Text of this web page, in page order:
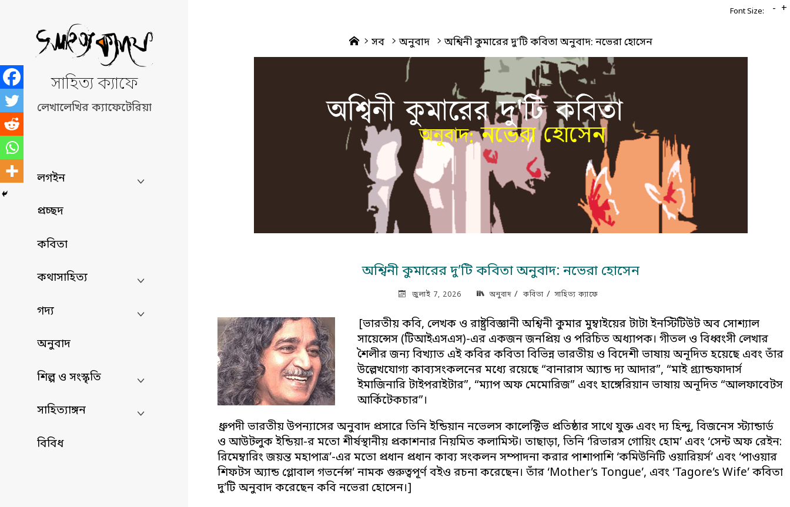
content
সাহিত্য ক্যাফে
লেখালেখির ক্যাফেটেরিয়া
লগইন
প্রচ্ছদ
কবিতা
কথাসাহিত্য
গদ্য
অনুবাদ
শিল্প ও সংস্কৃতি
সাহিত্যাঙ্গন
বিবিধ
Home
সব অনুবাদ অশ্বিনী কুমারের দু’টি কবিতা অনুবাদ: নভেরা হোসেন
অশ্বিনী কুমারের দু’টি কবিতা অনুবাদ: নভেরা হোসেন
জুলাই 7, 2026 অনুবাদ / কবিতা/ সাহিত্য ক্যাফে
[ভারতীয় কবি, লেখক ও রাষ্ট্রবিজ্ঞানী অশ্বিনী কুমার মুম্বাইয়ের টাটা ইনস্টিটিউট অব সোশ্যাল
সায়েন্সেস (টিআইএসএস)-এর একজন জনপ্রিয় ও পরিচিত অধ্যাপক। গীতল ও বিধ্বংসী লেখার
শৈলীর জন্য বিখ্যাত এই কবির কবিতা বিভিন্ন ভারতীয় ও বিদেশী ভাষায় অনূদিত হয়েছে এবং তাঁর
উল্লেখযোগ্য কাব্যসংকলনের মধ্যে রয়েছে “বানারাস অ্যান্ড দ্য আদার”, “মাই গ্র্যান্ডফাদার্স
ইমাজিনারি টাইপরাইটার”, “ম্যাপ অফ মেমোরিজ” এবং হাঙ্গেরিয়ান ভাষায় অনূদিত “আলফাবেটস
আর্কিটেকচার”।
ধ্রুপদী ভারতীয় উপন্যাসের অনুবাদ প্রসারে তিনি ইন্ডিয়ান নভেলস কালেক্টিভ প্রতিষ্ঠার সাথে যুক্ত এবং দ্য হিন্দু, বিজনেস স্ট্যান্ডার্ড
ও আউটলুক ইন্ডিয়া-র মতো শীর্ষস্থানীয় প্রকাশনার নিয়মিত কলামিস্ট। তাছাড়া, তিনি ‘রিভারস গোয়িং হোম’ এবং ‘সেন্ট অফ রেইন:
রিমেম্বারিং জয়ন্ত মহাপাত্র’-এর মতো প্রধান প্রধান কাব্য সংকলন সম্পাদনা করার পাশাপাশি ‘কমিউনিটি ওয়ারিয়র্স’ এবং ‘পাওয়ার
শিফটস অ্যান্ড গ্লোবাল গভর্নেন্স’ নামক গুরুত্বপূর্ণ বইও রচনা করেছেন। তাঁর ‘Mother’s Tongue’, এবং ‘Tagore’s Wife’ কবিতা
দু’টি অনুবাদ করেছেন কবি নভেরা হোসেন।]
Font Size: - +